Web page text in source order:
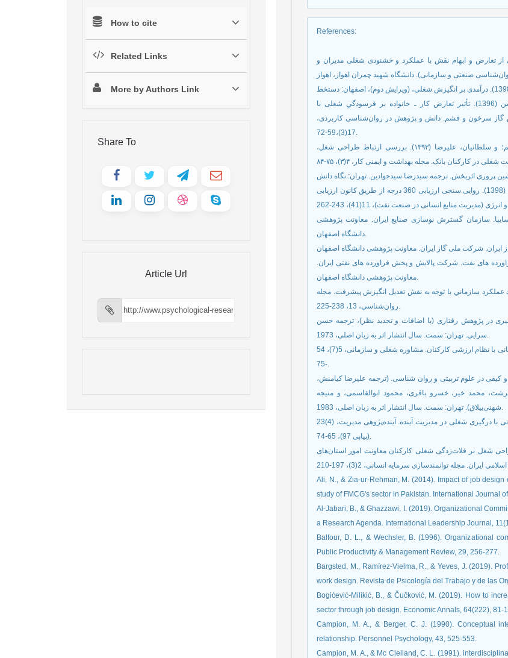
How to cite
Related Links
More by Authors Link
Share To
Article Url
References:
رابطه فشار روانی ناشی از تعارض و ابهام نقش با عملکرد و خشنودی شغلی مدیران و
پاغوش، عطاالله؛ زارعی، اقبال؛ زینلی‌پور، حسین؛ و دمی‌زاده، حسن (1396). تأثیر تعارض کار ـ خانواده بر فرسودگیِ شغلی با
گاز سرخون و قشم. دانش و پژوهش در روان‌شناسی کاربردی،
17(3)،59-72.
چهاردولی، سمیه؛ معتمدزاده، مجید؛ حمیدی، یدالله؛ گلمحمدی، رستم؛ و سلطانیان، علیرضا (۱۳۹۳). بررسی ارتباط طراحی شغل،
شاکری، ایمان، موسوی، زهره، نوری، ابوالقاسم، و عریضی، حمیدرضا. (1398). روایی سنجی ارزیابی 360 درجه از طریق کانون ارزیابی
سازی سایپا. سازمان گسترش نوسازی صنایع ایران. معاونت پژوهشی
دانشگاه اصفهان.
و پخش فراورده های نفت. شرکت پالایش و پخش فراورده های نفتی ایران.
معاونت پژوهشی دانشگاه اصفهان.
طراحي شغل با تعهد عملكرد سازماني با توجه به نقش تعديل انگيزش پيشرفت. مجله
روان‌شناسي، 13، 238-225.
الازار (1398). رگرسیون چند متغیری در پژوهش رفتاری (با اضافات و تجدید نظر)، ترجمه حسن
سرایی. تهران: سمت. سال انتشار اثر به زبان اصلی، 1973.
ﻛﺎﻇﻤﻲ، ﻣﻠﻴﺤﻪ ﺳﺎدات؛، و ﻋﺮﻳﻀﻲ، حمیدرضا (1390). رابطه تعهد سازمانی با نظام ارزشی کارکنان. مشاوره شغلی و سازمانی، 5(7)، 54
-75.
(1395). روشهاي تحقیق کمی و کیفی در علوم تربیتی و روان شناسی. (ترجمه علیرضا کیامنش،
محمد خیر، خسرو باقری، محمود ابوالقاسمی، و منیجه
شهنی‌ییلاق). تهران: سمت. سال انتشار اثر به زبان اصلی، 1983.
معافی مدنی، سید مهدی؛ و تیمورزاده، ولی (1394). رابطه هوش هیجانی با درگیری شغلی در مدیریت آینده. آینده‌پژوهی مدیریت، (4)23
(پیاپی 97)، 65-74.
امیر؛ و اشرفی، آزاده (1398). تأثیر طراحی شغل بر فلات‌زدگی شغلی کارکنان معاونت امور استان‌های
Ali, N., & Zia-ur-Rehman, M. (2014). Impact of job
study of FMCG's sector in Pakistan. International Journal
Al-Jabari, B., & Ghazzawi, I. (2019). Organizational
a Research Agenda. International Leadership Journal,
Balfour, D. L., & Wechsler, B. (1996). Organizational
Public Productivity & Management Review, 29, 256-277.
Bargsted, M., Ramírez-Vielma, R., & Yeves, J. (2019).
work design. Revista de Psicología del Trabajo y de las
Bogićević-Milikić, B., & Čučković, M. (2019). How to
sector through job design. Economic Annals, 64(222), 81-
Campion, M. A., & Berger, C. J. (1990). Conceptual
relationship. Personnel Psychology, 43, 525-553.
Campion, M. A., & Mc Clelland, C. L. (1991).